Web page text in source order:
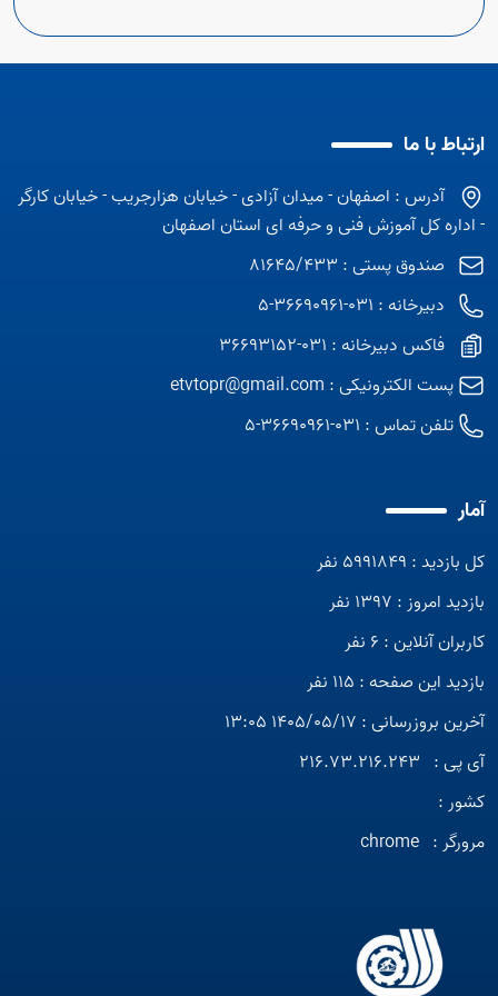
ارتباط با ما
آدرس : اصفهان - میدان آزادی - خیابان هزارجریب - خیابان کارگر
- اداره کل آموزش فنی و حرفه ای استان اصفهان
صندوق پستی : 81645/433
دبیرخانه : 031-36690961-5
فاکس دبیرخانه : 031-36693152
پست الکترونیکی : etvtopr@gmail.com
تلفن تماس : 031-36690961-5
آمار
کل بازدید : 5991849 نفر
بازدید امروز : 1397 نفر
کاربران آنلاین : 6 نفر
بازدید این صفحه : 115 نفر
آخرین بروزرسانی : 1405/05/17 13:05
آی پی : 216.73.216.243
کشور :
مرورگر : chrome